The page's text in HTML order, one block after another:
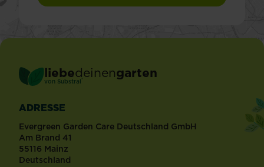
liebedeinengarten
von Substral ®
ADRESSE
Evergreen Garden Care Deutschland GmbH
Am Brand 41
55116 Mainz
Deutschland